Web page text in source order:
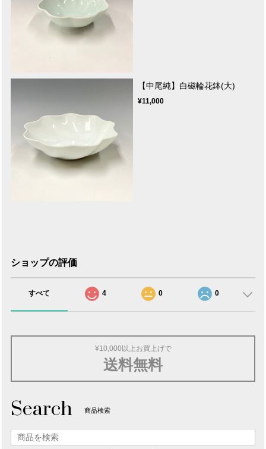
【中尾純】白磁輪花鉢(大)
¥11,000
ショップの評価
すべて 4 0 0
¥10,000以上お買上げで
送料無料
Search 商品検索